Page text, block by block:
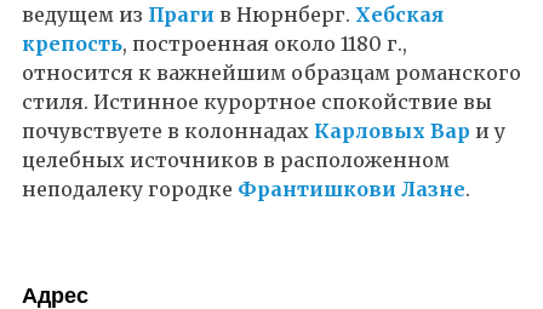
ведущем из Праги в Нюрнберг. Хебская
крепость, построенная около 1180 г.,
относится к важнейшим образцам романского
стиля. Истинное курортное спокойствие вы
почувствуете в колоннадах Карловых Вар и у
целебных источников в расположенном
неподалеку городке Франтишкови Лазне.
Адрес